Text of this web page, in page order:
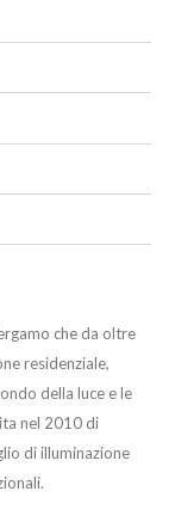
che da oltre
residenziale,
della luce e le
nel 2010 di
di illuminazione